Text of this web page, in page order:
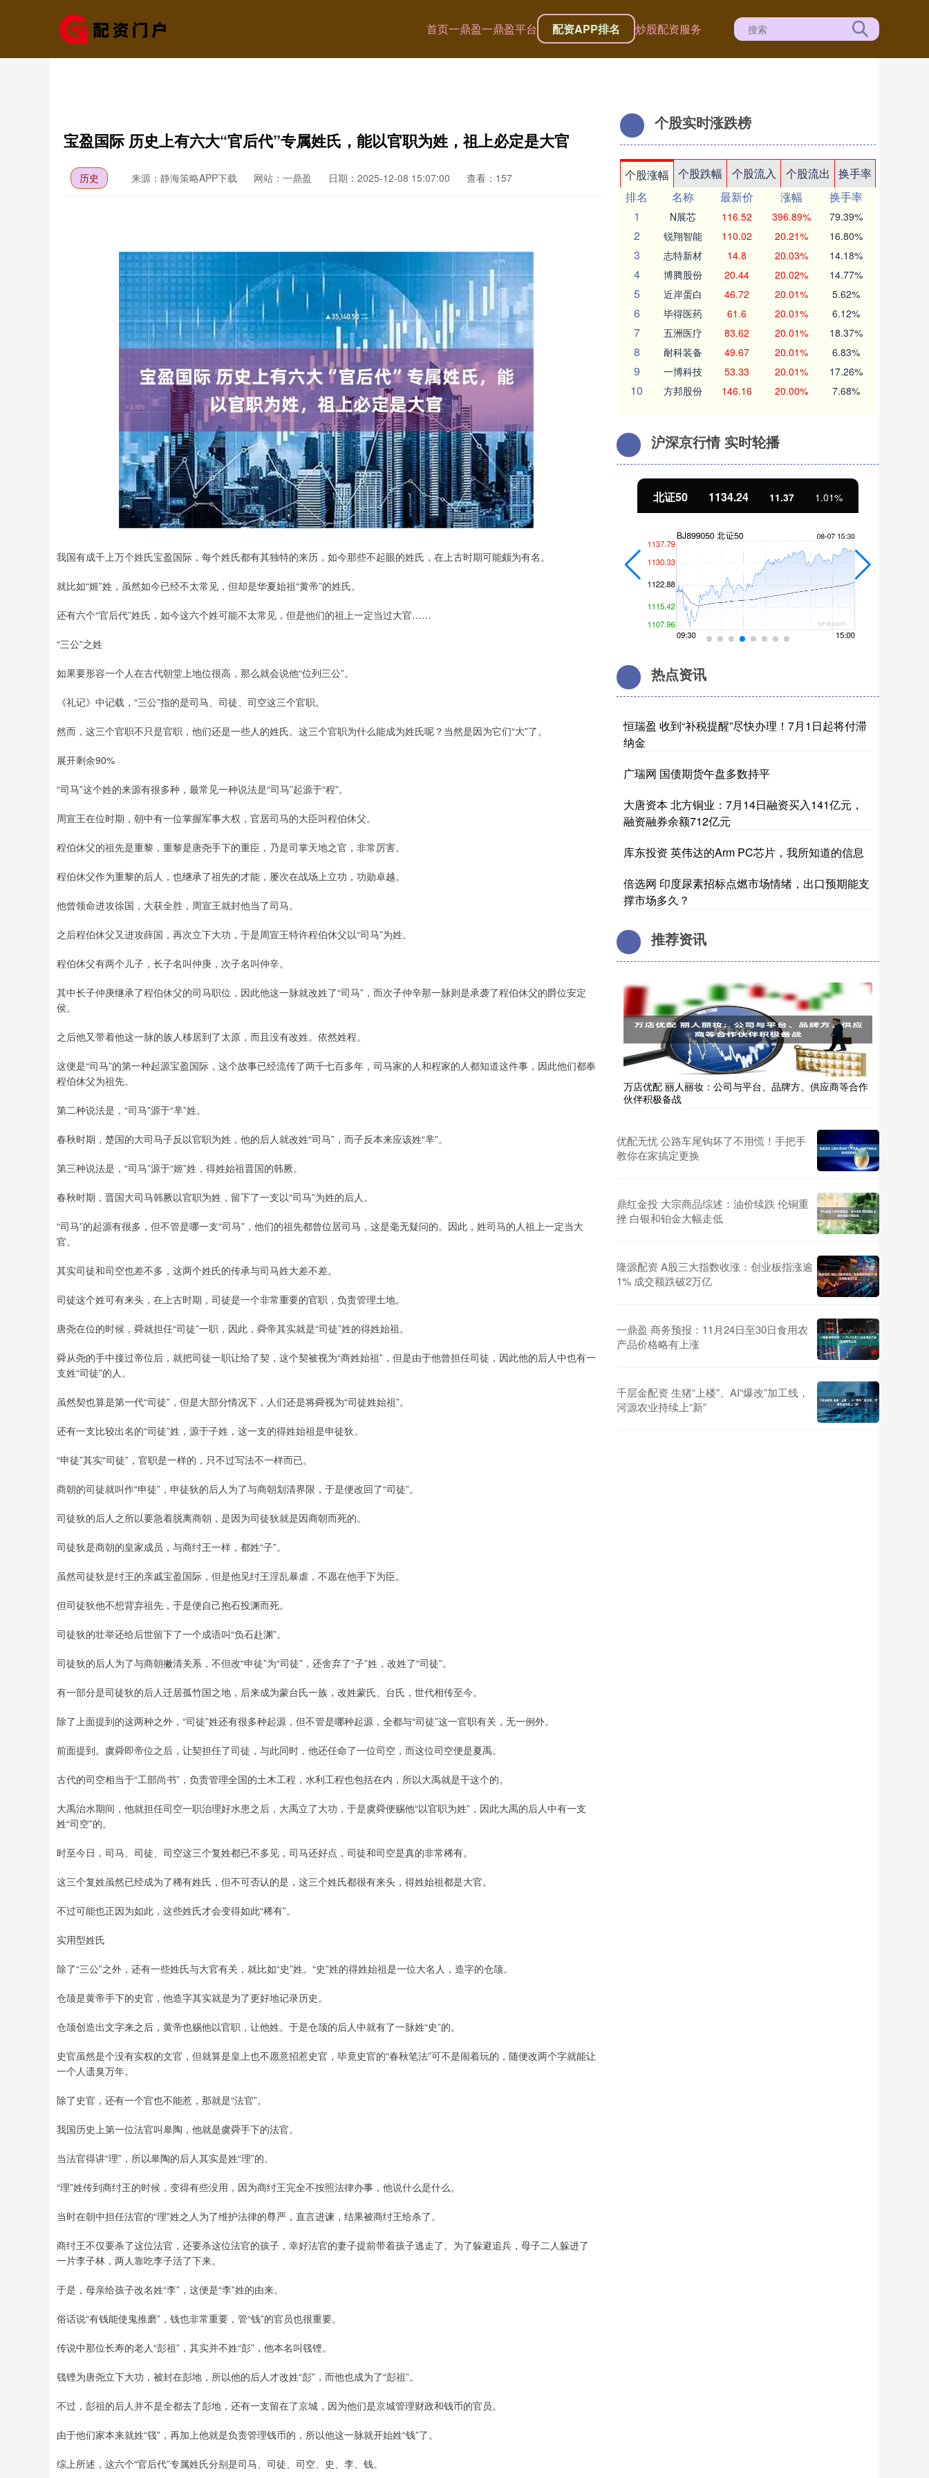
首页一鼎盈一鼎盈平台 配资APP排名 炒股配资服务
宝盈国际 历史上有六大“官后代”专属姓氏，能以官职为姓，祖上必定是大官
历史 来源：静海策略APP下载 网站：一鼎盈 日期：2025-12-08 15:07:00 查看：157
我国有成千上万个姓氏宝盈国际，每个姓氏都有其独特的来历，如今那些不起眼的姓氏，在上古时期可能颇为有名。
就比如“姬”姓，虽然如今已经不太常见，但却是华夏始祖“黄帝”的姓氏。
还有六个“官后代”姓氏，如今这六个姓可能不太常见，但是他们的祖上一定当过大官……
“三公”之姓
如果要形容一个人在古代朝堂上地位很高，那么就会说他“位列三公”。
《礼记》中记载，“三公”指的是司马、司徒、司空这三个官职。
然而，这三个官职不只是官职，他们还是一些人的姓氏。这三个官职为什么能成为姓氏呢？当然是因为它们“大”了。
展开剩余90%
“司马”这个姓的来源有很多种，最常见一种说法是“司马”起源于“程”。
周宣王在位时期，朝中有一位掌握军事大权，官居司马的大臣叫程伯休父。
程伯休父的祖先是重黎，重黎是唐尧手下的重臣，乃是司掌天地之官，非常厉害。
程伯休父作为重黎的后人，也继承了祖先的才能，屡次在战场上立功，功勋卓越。
他曾领命进攻徐国，大获全胜，周宣王就封他当了司马。
之后程伯休父又进攻薛国，再次立下大功，于是周宣王特许程伯休父以“司马”为姓。
程伯休父有两个儿子，长子名叫仲庚，次子名叫仲辛。
其中长子仲庚继承了程伯休父的司马职位，因此他这一脉就改姓了“司马”，而次子仲辛那一脉则是承袭了程伯休父的爵位安定
侯。
之后他又带着他这一脉的族人移居到了太原，而且没有改姓。依然姓程。
这便是“司马”的第一种起源宝盈国际，这个故事已经流传了两千七百多年，司马家的人和程家的人都知道这件事，因此他们都奉
程伯休父为祖先。
第二种说法是，“司马”源于“芈”姓。
春秋时期，楚国的大司马子反以官职为姓，他的后人就改姓“司马”，而子反本来应该姓“芈”。
第三种说法是，“司马”源于“姬”姓，得姓始祖晋国的韩厥。
春秋时期，晋国大司马韩厥以官职为姓，留下了一支以“司马”为姓的后人。
“司马”的起源有很多，但不管是哪一支“司马”，他们的祖先都曾位居司马，这是毫无疑问的。因此，姓司马的人祖上一定当大
官。
其实司徒和司空也差不多，这两个姓氏的传承与司马姓大差不差。
司徒这个姓可有来头，在上古时期，司徒是一个非常重要的官职，负责管理土地。
唐尧在位的时候，舜就担任“司徒”一职，因此，舜帝其实就是“司徒”姓的得姓始祖。
舜从尧的手中接过帝位后，就把司徒一职让给了契，这个契被视为“商姓始祖”，但是由于他曾担任司徒，因此他的后人中也有一
支姓“司徒”的人。
虽然契也算是第一代“司徒”，但是大部分情况下，人们还是将舜视为“司徒姓始祖”。
还有一支比较出名的“司徒”姓，源于子姓，这一支的得姓始祖是申徒狄。
“申徒”其实“司徒”，官职是一样的，只不过写法不一样而已。
商朝的司徒就叫作“申徒”，申徒狄的后人为了与商朝划清界限，于是便改回了“司徒”。
司徒狄的后人之所以要急着脱离商朝，是因为司徒狄就是因商朝而死的。
司徒狄是商朝的皇家成员，与商纣王一样，都姓“子”。
虽然司徒狄是纣王的亲戚宝盈国际，但是他见纣王淫乱暴虐，不愿在他手下为臣。
但司徒狄他不想背弃祖先，于是便自己抱石投渊而死。
司徒狄的壮举还给后世留下了一个成语叫“负石赴渊”。
司徒狄的后人为了与商朝撇清关系，不但改“申徒”为“司徒”，还舍弃了“子”姓，改姓了“司徒”。
有一部分是司徒狄的后人迁居孤竹国之地，后来成为蒙台氏一族，改姓蒙氏、台氏，世代相传至今。
除了上面提到的这两种之外，“司徒”姓还有很多种起源，但不管是哪种起源，全都与“司徒”这一官职有关，无一例外。
前面提到。虞舜即帝位之后，让契担任了司徒，与此同时，他还任命了一位司空，而这位司空便是夏禹。
古代的司空相当于“工部尚书”，负责管理全国的土木工程，水利工程也包括在内，所以大禹就是干这个的。
大禹治水期间，他就担任司空一职治理好水患之后，大禹立了大功，于是虞舜便赐他“以官职为姓”，因此大禹的后人中有一支
姓“司空”的。
时至今日，司马、司徒、司空这三个复姓都已不多见，司马还好点，司徒和司空是真的非常稀有。
这三个复姓虽然已经成为了稀有姓氏，但不可否认的是，这三个姓氏都很有来头，得姓始祖都是大官。
不过可能也正因为如此，这些姓氏才会变得如此“稀有”。
实用型姓氏
除了“三公”之外，还有一些姓氏与大官有关，就比如“史”姓。“史”姓的得姓始祖是一位大名人，造字的仓颉。
仓颉是黄帝手下的史官，他造字其实就是为了更好地记录历史。
仓颉创造出文字来之后，黄帝也赐他以官职，让他姓。于是仓颉的后人中就有了一脉姓“史”的。
史官虽然是个没有实权的文官，但就算是皇上也不愿意招惹史官，毕竟史官的“春秋笔法”可不是闹着玩的，随便改两个字就能让
一个人遗臭万年。
除了史官，还有一个官也不能惹，那就是“法官”。
我国历史上第一位法官叫皋陶，他就是虞舜手下的法官。
当法官得讲“理”，所以皋陶的后人其实是姓“理”的。
“理”姓传到商纣王的时候，变得有些没用，因为商纣王完全不按照法律办事，他说什么是什么。
当时在朝中担任法官的“理”姓之人为了维护法律的尊严，直言进谏，结果被商纣王给杀了。
商纣王不仅要杀了这位法官，还要杀这位法官的孩子，幸好法官的妻子提前带着孩子逃走了。为了躲避追兵，母子二人躲进了
一片李子林，两人靠吃李子活了下来。
于是，母亲给孩子改名姓“李”，这便是“李”姓的由来。
俗话说“有钱能使鬼推磨”，钱也非常重要，管“钱”的官员也很重要。
传说中那位长寿的老人“彭祖”，其实并不姓“彭”，他本名叫篯铿。
篯铿为唐尧立下大功，被封在彭地，所以他的后人才改姓“彭”，而他也成为了“彭祖”。
不过，彭祖的后人并不是全都去了彭地，还有一支留在了京城，因为他们是京城管理财政和钱币的官员。
由于他们家本来就姓“篯”，再加上他就是负责管理钱币的，所以他这一脉就开始姓“钱”了。
综上所述，这六个“官后代”专属姓氏分别是司马、司徒、司空、史、李、钱。
个股实时涨跌榜
个股涨幅 个股跌幅 个股流入 个股流出
换手率
排名
名称 最新价 涨幅
换手率
1
N展芯 116.52 396.89% 79.39%
2 锐翔智能 110.02 20.21% 16.80%
3 志特新材 14.8 20.03% 14.18%
4 博腾股份 20.44 20.02% 14.77%
5 近岸蛋白 46.72 20.01% 5.62%
6 毕得医药 61.6 20.01% 6.12%
7 五洲医疗 83.62 20.01% 18.37%
8 耐科装备 49.67 20.01% 6.83%
9 一博科技 53.33 20.01% 17.26%
10 方邦股份 146.16 20.00% 7.68%
沪深京行情 实时轮播
深证成指 14311.01 200.89 1.42% 沪深300 4694.44 43.13 北证50 1134.24 11.37 1.01%
热点资讯
恒瑞盈 收到“补税提醒”尽快办理！7月1日起将付滞
纳金
广瑞网 国债期货午盘多数持平
大唐资本 北方铜业：7月14日融资买入141亿元，
融资融券余额712亿元
库东投资 英伟达的Arm PC芯片，我所知道的信息
倍选网 印度尿素招标点燃市场情绪，出口预期能支
撑市场多久？
推荐资讯
万店优配 丽人丽妆：公司与平台、品牌方、供应商等合作
伙伴积极备战
优配无忧 公路车尾钩坏了不用慌！手把手
教你在家搞定更换
鼎红金投 大宗商品综述：油价续跌 伦铜重
挫 白银和铂金大幅走低
隆源配资 A股三大指数收涨：创业板指涨逾
1% 成交额跌破2万亿
一鼎盈 商务预报：11月24日至30日食用农
产品价格略有上涨
千层金配资 生猪“上楼”、AI“爆改”加工线，
河源农业持续上“新”